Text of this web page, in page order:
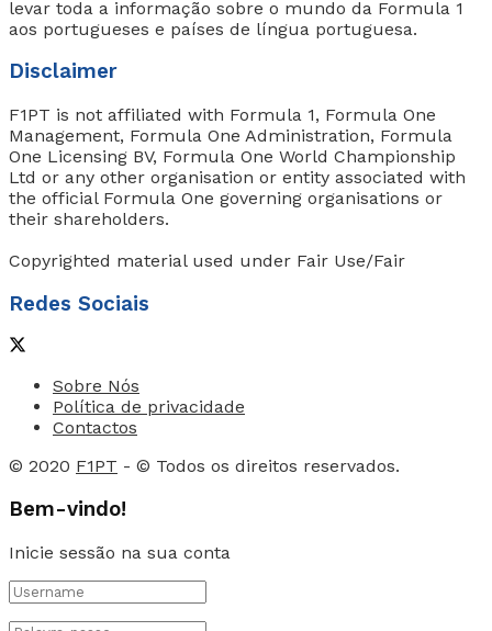
levar toda a informação sobre o mundo da Formula 1
aos portugueses e países de língua portuguesa.
Disclaimer
F1PT is not affiliated with Formula 1, Formula One
Management, Formula One Administration, Formula
One Licensing BV, Formula One World Championship
Ltd or any other organisation or entity associated with
the official Formula One governing organisations or
their shareholders.
Copyrighted material used under Fair Use/Fair
Redes Sociais
Sobre Nós
Política de privacidade
Contactos
© 2020 F1PT - © Todos os direitos reservados.
Bem-vindo!
Inicie sessão na sua conta